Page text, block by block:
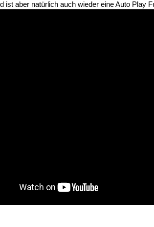
ist aber natürlich auch wieder eine Auto Play